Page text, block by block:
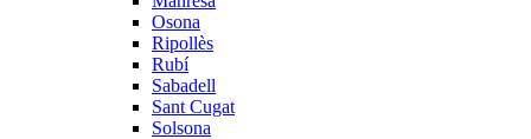
Osona
Ripollès
Rubí
Sabadell
Sant Cugat
Solsona